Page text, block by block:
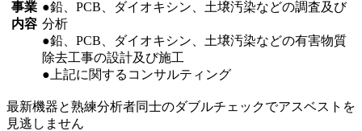
事業
内容
●鉛、PCB、ダイオキシン、土壌汚染などの調査及び
分析
●鉛、PCB、ダイオキシン、土壌汚染などの有害物質
除去工事の設計及び施工
●上記に関するコンサルティング
最新機器と熟練分析者同士のダブルチェックでアスベストを
見逃しません